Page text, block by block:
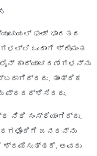
ಫಂಡ್ ಭಾರತದ
ಒಂದಾಗಿ ಶ್ರೀಮಂತ
ಕಾರ್ಯಾಚರಣೆಗಳನ್ನು
ತಾಂತ್ರಿಕ
ಪ್ರದರ್ಶಿಸಿದರು.
ನಿಧಿ ಸಂಸ್ಥೆಯಾಗಿದ್ದು,
ಜನರನ್ನು
ಶ್ರಮಿಸುತ್ತದೆ. ಅವರು